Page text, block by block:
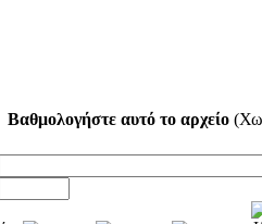
Βαθμολογήστε αυτό το αρχείο